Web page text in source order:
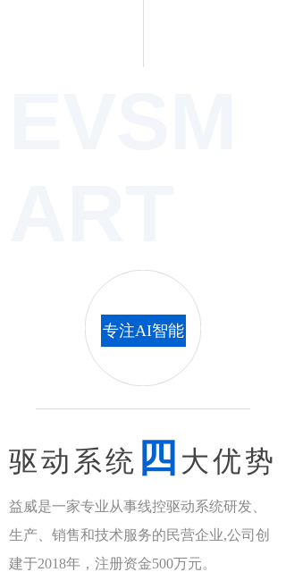
益威是一家专业从事线控驱动系统研发、
生产、销售和技术服务的民营企业,公司创
建于2018年，注册资金500万元。
驱动系统 四 大优势
专注AI智能